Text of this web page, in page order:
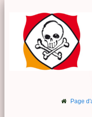
Page